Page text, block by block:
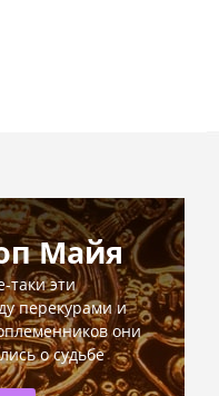
Майя
таки эти
перекурами и
они
о судьбе